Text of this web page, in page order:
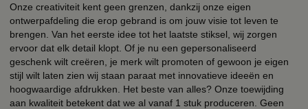
Onze creativiteit kent geen grenzen, dankzij onze eigen
ontwerpafdeling die erop gebrand is om jouw visie tot leven te
brengen. Van het eerste idee tot het laatste stiksel, wij zorgen
ervoor dat elk detail klopt. Of je nu een gepersonaliseerd
geschenk wilt creëren, je merk wilt promoten of gewoon je eigen
stijl wilt laten zien wij staan paraat met innovatieve ideeën en
hoogwaardige afdrukken. Het beste van alles? Onze toewijding
aan kwaliteit betekent dat we al vanaf 1 stuk produceren. Geen